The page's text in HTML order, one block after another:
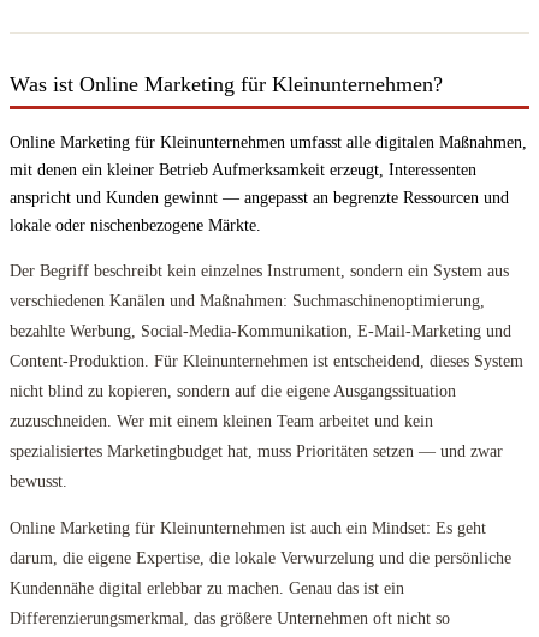
Was ist Online Marketing für Kleinunternehmen?
Online Marketing für Kleinunternehmen umfasst alle digitalen Maßnahmen,
mit denen ein kleiner Betrieb Aufmerksamkeit erzeugt, Interessenten
anspricht und Kunden gewinnt — angepasst an begrenzte Ressourcen und
lokale oder nischenbezogene Märkte.
Der Begriff beschreibt kein einzelnes Instrument, sondern ein System aus
verschiedenen Kanälen und Maßnahmen: Suchmaschinenoptimierung,
bezahlte Werbung, Social-Media-Kommunikation, E-Mail-Marketing und
Content-Produktion. Für Kleinunternehmen ist entscheidend, dieses System
nicht blind zu kopieren, sondern auf die eigene Ausgangssituation
zuzuschneiden. Wer mit einem kleinen Team arbeitet und kein
spezialisiertes Marketingbudget hat, muss Prioritäten setzen — und zwar
bewusst.
Online Marketing für Kleinunternehmen ist auch ein Mindset: Es geht
darum, die eigene Expertise, die lokale Verwurzelung und die persönliche
Kundennähe digital erlebbar zu machen. Genau das ist ein
Differenzierungsmerkmal, das größere Unternehmen oft nicht so